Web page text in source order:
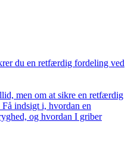
du en retfærdig fordeling ved
men om at sikre en retfærdig
indsigt i, hvordan en
og hvordan I griber